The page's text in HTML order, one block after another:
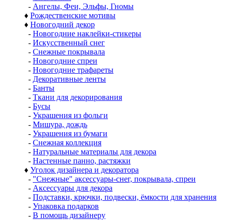
- Ангелы, Феи, Эльфы, Гномы
♦ Рождественские мотивы
♦ Новогодний декор
- Новогодние наклейки-стикеры
- Искусственный снег
- Снежные покрывала
- Новогодние спреи
- Новогодние трафареты
- Декоративные ленты
- Банты
- Ткани для декорирования
- Бусы
- Украшения из фольги
- Мишура, дождь
- Украшения из бумаги
- Снежная коллекция
- Натуральные материалы для декора
- Настенные панно, растяжки
♦ Уголок дизайнера и декоратора
- "Снежные" аксессуары-снег, покрывала, спреи
- Аксессуары для декора
- Подставки, крючки, подвески, ёмкости для хранения
- Упаковка подарков
- В помощь дизайнеру